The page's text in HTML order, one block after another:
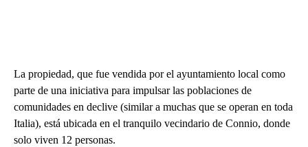
La propiedad, que fue vendida por el ayuntamiento local como
parte de una iniciativa para impulsar las poblaciones de
comunidades en declive (similar a muchas que se operan en toda
Italia), está ubicada en el tranquilo vecindario de Connio, donde
solo viven 12 personas.